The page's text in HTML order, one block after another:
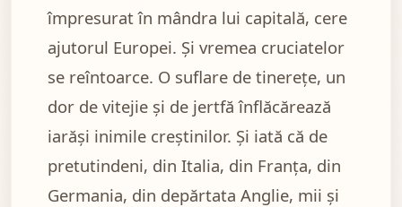
împresurat în mândra lui capitală, cere
ajutorul Europei. Și vremea cruciatelor
se reîntoarce. O suflare de tinerețe, un
dor de vitejie și de jertfă înflăcărează
iarăși inimile creștinilor. Și iată că de
pretutindeni, din Italia, din Franța, din
Germania, din depărtata Anglie, mii și